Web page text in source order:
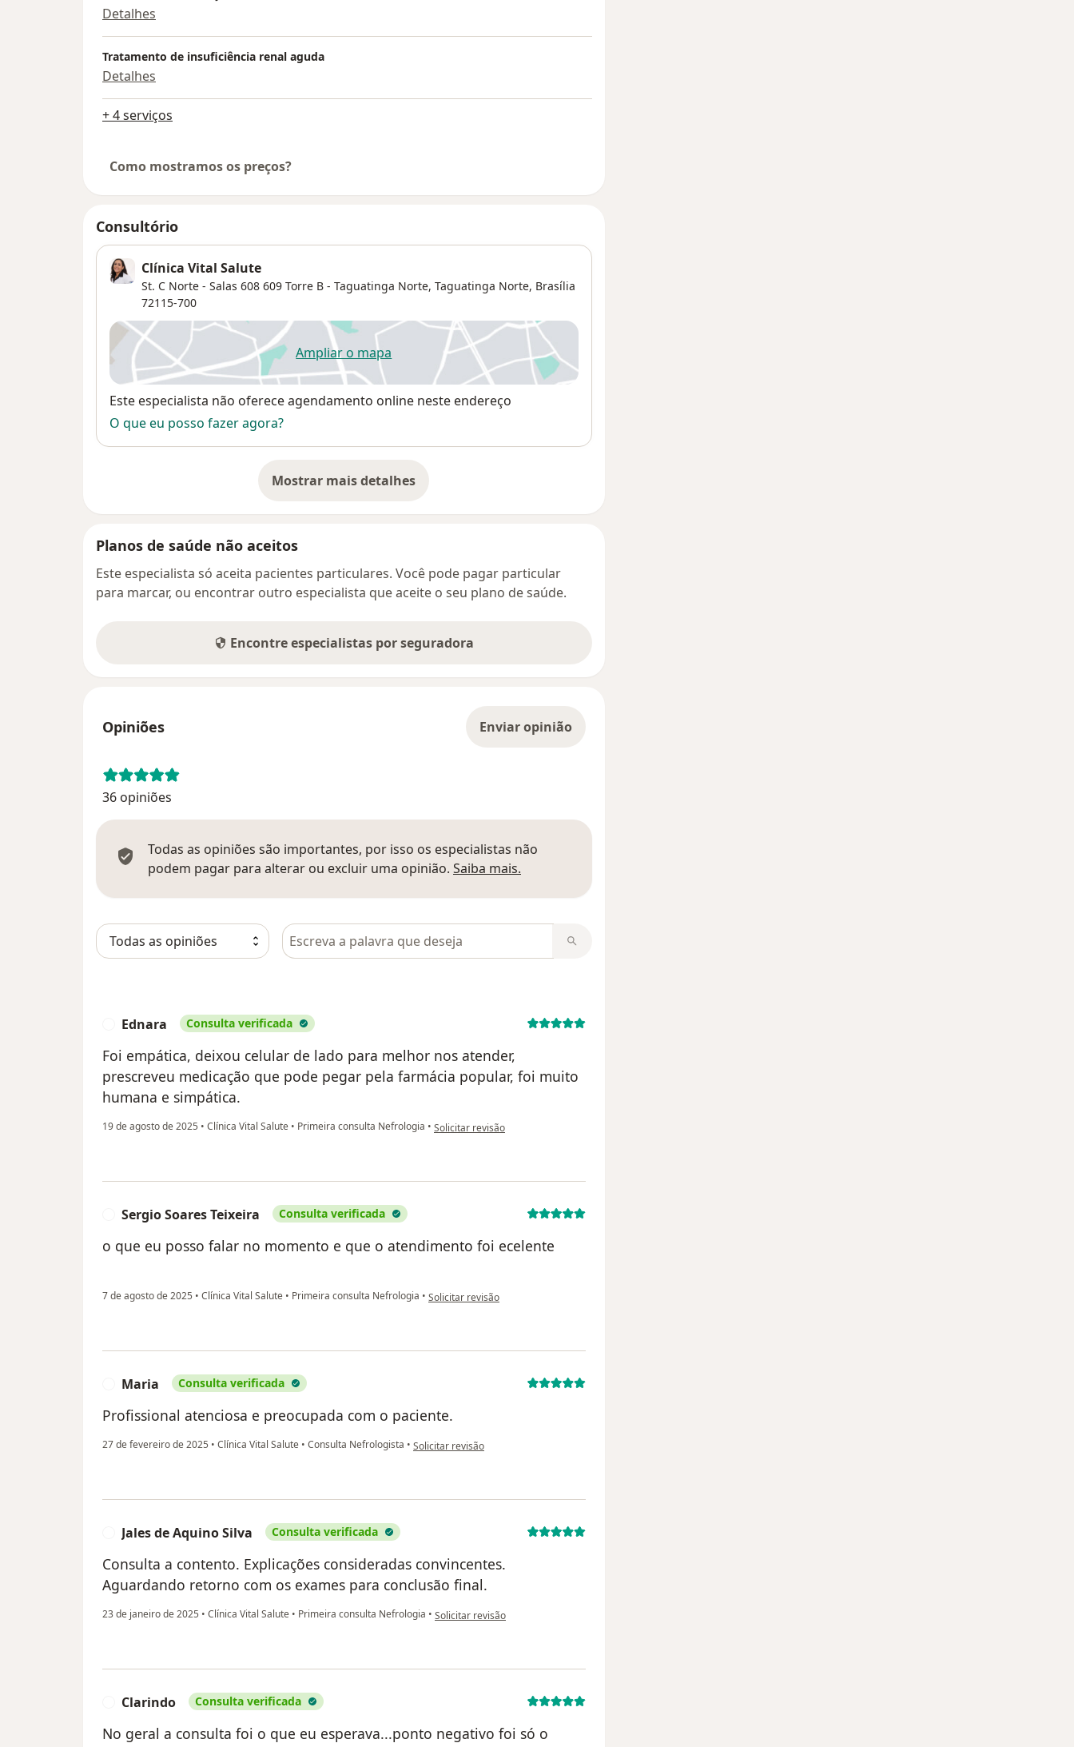
Detalhes
Tratamento de insuficiência renal aguda
Detalhes
+ 4 serviços
Como mostramos os preços?
Consultório
Clínica Vital Salute
St. C Norte - Salas 608 609 Torre B - Taguatinga Norte, Taguatinga Norte, Brasília
72115-700
Ampliar o mapaabre num novo separador
Disponibilidade
Este especialista não oferece agendamento online neste endereço
O que eu posso fazer agora?
Mostrar mais detalhes
sobre o endereço
Planos de saúde não aceitos
Este especialista só aceita pacientes particulares. Você pode pagar particular
para marcar, ou encontrar outro especialista que aceite o seu plano de saúde.
Encontre especialistas por seguradora
Opiniões Enviar opinião
36 opiniões
Todas as opiniões são importantes, por isso os especialistas não
podem pagar para alterar ou excluir uma opinião. Saiba mais.
Pesquisar em opiniões
Ednara Consulta verificada
Foi empática, deixou celular de lado para melhor nos atender,
prescreveu medicação que pode pegar pela farmácia popular, foi muito
humana e simpática.
19 de agosto de 2025 • Clínica Vital Salute • Primeira consulta Nefrologia • na opinião do utilizador Ednara
Solicitar revisão
Sergio Soares Teixeira Consulta verificada
o que eu posso falar no momento e que o atendimento foi ecelente
7 de agosto de 2025 • Clínica Vital Salute • Primeira consulta Nefrologia • na opinião do utilizador Sergio Soares Teixeira
Solicitar revisão
Maria Consulta verificada
Profissional atenciosa e preocupada com o paciente.
27 de fevereiro de 2025 • Clínica Vital Salute • Consulta Nefrologista • na opinião do utilizador Maria
Solicitar revisão
Jales de Aquino Silva Consulta verificada
Consulta a contento. Explicações consideradas convincentes.
Aguardando retorno com os exames para conclusão final.
23 de janeiro de 2025 • Clínica Vital Salute • Primeira consulta Nefrologia • na opinião do utilizador Jales de Aquino Silva
Solicitar revisão
Clarindo Consulta verificada
No geral a consulta foi o que eu esperava...ponto negativo foi só o